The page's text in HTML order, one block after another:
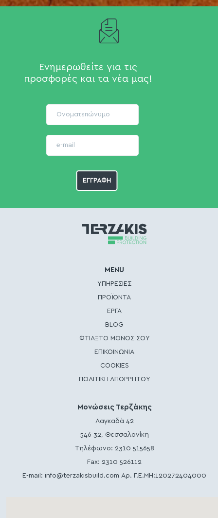
Ενημερωθείτε για τις
προσφορές και τα νέα μας!
MENU
ΥΠΗΡΕΣΙΕΣ
ΠΡΟΪΟΝΤΑ
ΕΡΓΑ
BLOG
ΦΤΙΑΞΤΟ ΜΟΝΟΣ ΣΟΥ
ΕΠΙΚΟΙΝΩΝΙΑ
COOKIES
ΠΟΛΙΤΙΚΗ ΑΠΟΡΡΗΤΟΥ
Μονώσεις Τερζάκης
Λαγκαδά 42
546 32, Θεσσαλονίκη
Τηλέφωνο: 2310 515658
Fax: 2310 526112
E-mail:info@terzakisbuild.com Αρ. Γ.Ε.ΜΗ:120272404000